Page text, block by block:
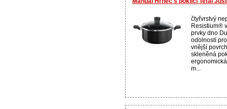
čtyřvrstvý
Resistium®
prvky dno
odolností
vnější
skleněná
m...